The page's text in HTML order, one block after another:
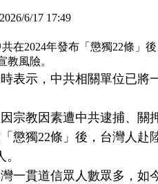
2026/6/17 17:49
在2024年發布「懲獨22條
教風險。
表示，中共相關單位已
宗教因素遭中共逮捕、關
懲獨22條」後，台灣人
一貫道信眾人數眾多，